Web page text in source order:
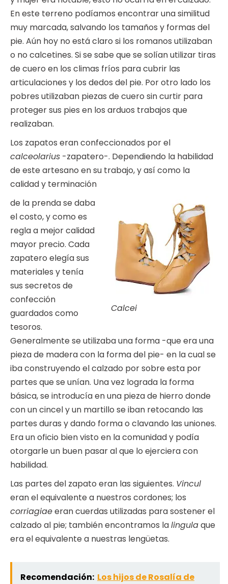
En este terreno podíamos encontrar una similitud
muy marcada, salvando los tamaños y formas del
pie. Aún hoy no está claro si los romanos utilizaban
o no calcetines. Si se sabe que se solían utilizar tiras
de cuero en los climas fríos para cubrir las
articulaciones y los dedos del pie. Por otro lado los
pobres utilizaban piezas de cuero sin curtir para
proteger sus pies en los arduos trabajos que
realizaban.
Los zapatos eran confeccionados por el
calceolarius -zapatero-. Dependiendo la habilidad
de este artesano en su trabajo, y así como la
calidad y terminación
Calcei
de la prenda se daba
el costo, y como es
regla a mejor calidad
mayor precio. Cada
zapatero elegía sus
materiales y tenía
sus secretos de
confección
guardados como
tesoros.
Generalmente se utilizaba una forma -que era una
pieza de madera con la forma del pie- en la cual se
iba construyendo el calzado por sobre esta por
partes que se unían. Una vez lograda la forma
básica, se introducía en una pieza de hierro donde
con un cincel y un martillo se iban retocando las
partes duras y dando forma o clavando las uniones.
Era un oficio bien visto en la comunidad y podía
otorgarle un buen pasar al que lo ejerciera con
habilidad.
Las partes del zapato eran las siguientes. Vincul
eran el equivalente a nuestros cordones; los
corriagiaeeran cuerdas utilizadas para sostener el
calzado al pie; también encontramos lalingulaque
era el equivalente a nuestras lengüetas.
Recomendación: Los hijos de Rosalía de